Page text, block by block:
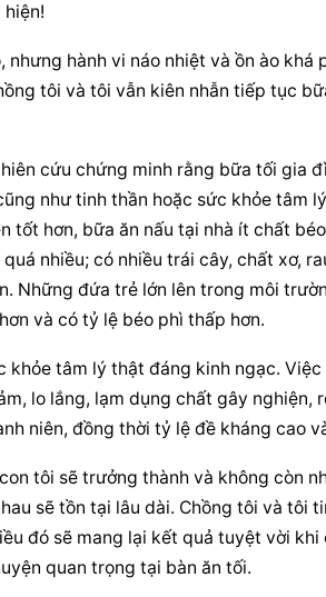
nhưng hành vi náo nhiệt và ồn ào
tôi và tôi vẫn kiên nhẫn tiếp tục
cứu chứng minh rằng bữa tối gia
như tinh thần hoặc sức khỏe tâm
tốt hơn, bữa ăn nấu tại nhà ít chất
nhiều; có nhiều trái cây, chất xơ,
Những đứa trẻ lớn lên trong môi
và có tỷ lệ béo phì thấp hơn.
khỏe tâm lý thật đáng kinh ngạc.
lo lắng, lạm dụng chất gây nghiện,
niên, đồng thời tỷ lệ đề kháng cao
tôi sẽ trưởng thành và không còn
sẽ tồn tại lâu dài. Chồng tôi và tôi
đó sẽ mang lại kết quả tuyệt vời
quan trọng tại bàn ăn tối.